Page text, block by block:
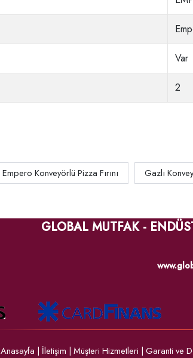
Var
2
Empero Konveyörlü Pizza Fırını Gazlı
GLOBAL MUTFAK -
Anasayfa | İletişim | Müşteri Hizmetleri | Garanti ve